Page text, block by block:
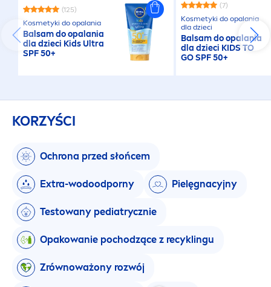
(125)
Kosmetyki do opalania
Balsam do opalania
dla dzieci Kids Ultra
SPF 50+
(7)
Kosmetyki do opalania
dla dzieci
Balsam do opalania
dla dzieci KIDS TO
GO SPF 50+
KORZYŚCI
Ochrona przed słońcem
Extra-wodoodporny Pielęgnacyjny
Testowany pediatrycznie
Opakowanie pochodzące z recyklingu
Zrównoważony rozwój